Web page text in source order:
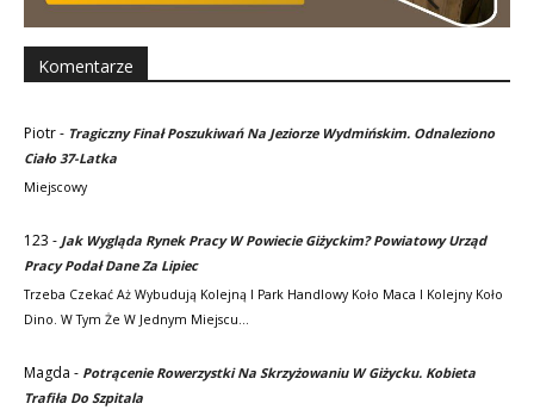
Komentarze
Piotr- Tragiczny Finał Poszukiwań Na Jeziorze Wydmińskim. Odnaleziono
Ciało 37-Latka
Miejscowy
123 - Jak Wygląda Rynek Pracy W Powiecie Giżyckim? Powiatowy Urząd
Pracy Podał Dane Za Lipiec
Trzeba Czekać Aż Wybudują Kolejną I Park Handlowy Koło Maca I Kolejny Koło
Dino. W Tym Że W Jednym Miejscu…
Magda - Potrącenie Rowerzystki Na Skrzyżowaniu W Giżycku. Kobieta
Trafiła Do Szpitala